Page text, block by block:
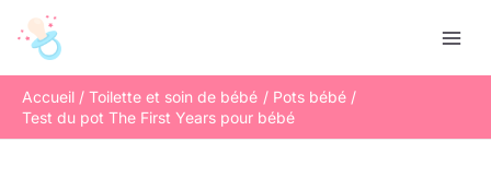
Accueil
Toilette et soin de bébé
Pots bébé
Test du pot The First Years pour bébé
e
c
h
e